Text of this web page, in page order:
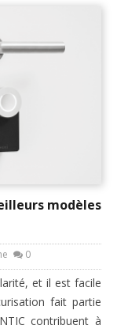
modèles
0
et il est facile
fait partie
contribuent à